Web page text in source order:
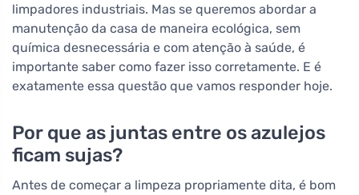
limpadores industriais. Mas se queremos abordar a
manutenção da casa de maneira ecológica, sem
química desnecessária e com atenção à saúde, é
importante saber como fazer isso corretamente. E é
exatamente essa questão que vamos responder hoje.
Por que as juntas entre os azulejos
ficam sujas?
Antes de começar a limpeza propriamente dita, é bom